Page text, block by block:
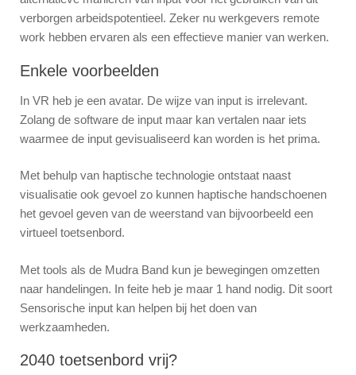
verborgen arbeidspotentieel. Zeker nu werkgevers remote
work hebben ervaren als een effectieve manier van werken.
Enkele voorbeelden
In VR heb je een avatar. De wijze van input is irrelevant.
Zolang de software de input maar kan vertalen naar iets
waarmee de input gevisualiseerd kan worden is het prima.
Met behulp van haptische technologie ontstaat naast
visualisatie ook gevoel zo kunnen haptische handschoenen
het gevoel geven van de weerstand van bijvoorbeeld een
virtueel toetsenbord.
Met tools als de Mudra Band kun je bewegingen omzetten
naar handelingen. In feite heb je maar 1 hand nodig. Dit soort
Sensorische input kan helpen bij het doen van
werkzaamheden.
2040 toetsenbord vrij?